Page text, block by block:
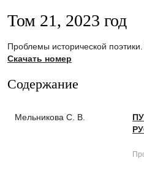
Том 21, 2023 год
Проблемы исторической
Скачать номер
Содержание
Мельникова С. В.